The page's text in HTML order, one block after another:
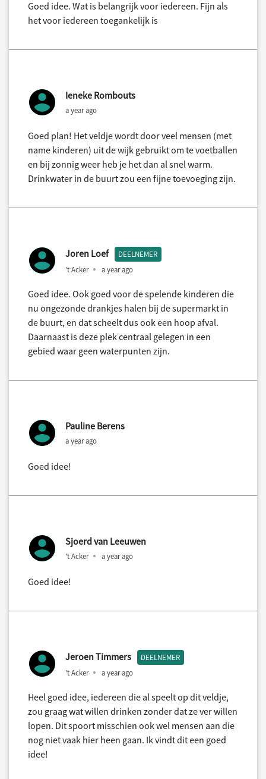
Goed idee. Wat is belangrijk voor iedereen. Fijn als
het voor iedereen toegankelijk is
Ieneke Rombouts
a year ago
Goed plan! Het veldje wordt door veel mensen (met
name kinderen) uit de wijk gebruikt om te voetballen
en bij zonnig weer heb je het dan al snel warm.
Drinkwater in de buurt zou een fijne toevoeging zijn.
Joren Loef DEELNEMER
't Acker a year ago
Goed idee. Ook goed voor de spelende kinderen die
nu ongezonde drankjes halen bij de supermarkt in
de buurt, en dat scheelt dus ook een hoop afval.
Daarnaast is deze plek centraal gelegen in een
gebied waar geen waterpunten zijn.
Pauline Berens
a year ago
Goed idee!
Sjoerd van Leeuwen
't Acker a year ago
Goed idee!
Jeroen Timmers DEELNEMER
't Acker a year ago
Heel goed idee, iedereen die al speelt op dit veldje,
zou graag wat willen drinken zonder dat ze ver willen
lopen. Dit spoort misschien ook wel mensen aan die
nog niet vaak hier heen gaan. Ik vindt dit een goed
idee!